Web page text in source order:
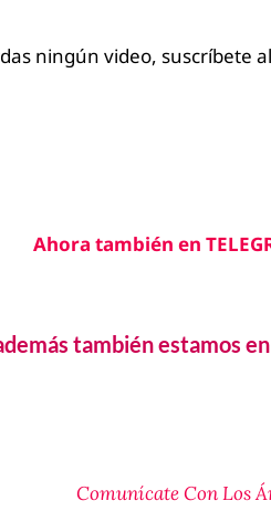
ningún video, suscríbete
Ahora también en
también estamos
Comunícate Con Los